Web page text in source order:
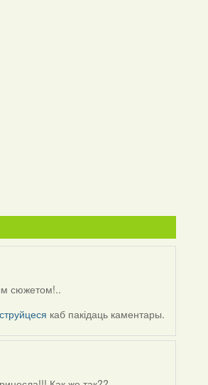
сюжетом!..
каб пакідаць каментары.